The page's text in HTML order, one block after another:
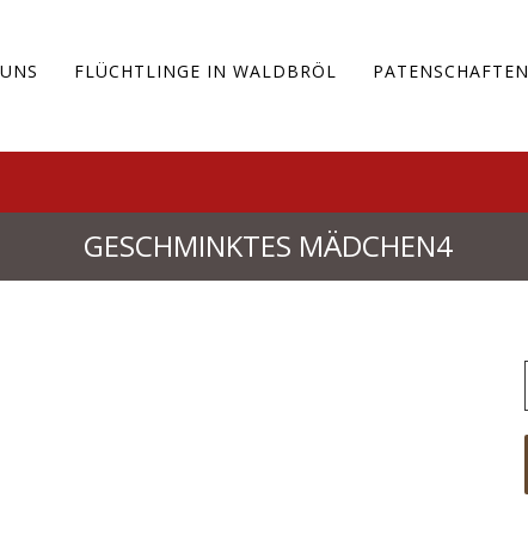
FLÜCHTLINGE IN WALDBRÖL PATENSCHAFTEN
GESCHMINKTES MÄDCHEN4